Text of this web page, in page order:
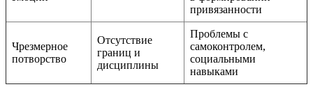
привязанности
Чрезмерное
потворство
Отсутствие
границ и
дисциплины
Проблемы с
самоконтролем,
социальными
навыками